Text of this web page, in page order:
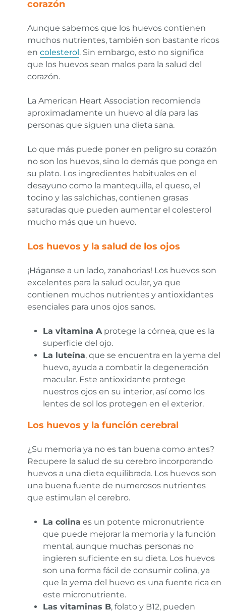
corazón
Aunque sabemos que los huevos contienen
muchos nutrientes, también son bastante ricos
en colesterol. Sin embargo, esto no significa
que los huevos sean malos para la salud del
corazón.
La American Heart Association recomienda
aproximadamente un huevo al día para las
personas que siguen una dieta sana.
Lo que más puede poner en peligro su corazón
no son los huevos, sino lo demás que ponga en
su plato. Los ingredientes habituales en el
desayuno como la mantequilla, el queso, el
tocino y las salchichas, contienen grasas
saturadas que pueden aumentar el colesterol
mucho más que un huevo.
Los huevos y la salud de los ojos
¡Háganse a un lado, zanahorias! Los huevos son
excelentes para la salud ocular, ya que
contienen muchos nutrientes y antioxidantes
esenciales para unos ojos sanos.
La vitamina Aprotege la córnea, que es la
superficie del ojo.
La luteína, que se encuentra en la yema del
huevo, ayuda a combatir la degeneración
macular. Este antioxidante protege
nuestros ojos en su interior, así como los
lentes de sol los protegen en el exterior.
Los huevos y la función cerebral
¿Su memoria ya no es tan buena como antes?
Recupere la salud de su cerebro incorporando
huevos a una dieta equilibrada. Los huevos son
una buena fuente de numerosos nutrientes
que estimulan el cerebro.
La colina es un potente micronutriente
que puede mejorar la memoria y la función
mental, aunque muchas personas no
ingieren suficiente en su dieta. Los huevos
son una forma fácil de consumir colina, ya
que la yema del huevo es una fuente rica en
este micronutriente.
Las vitaminas B, folato y B12, pueden